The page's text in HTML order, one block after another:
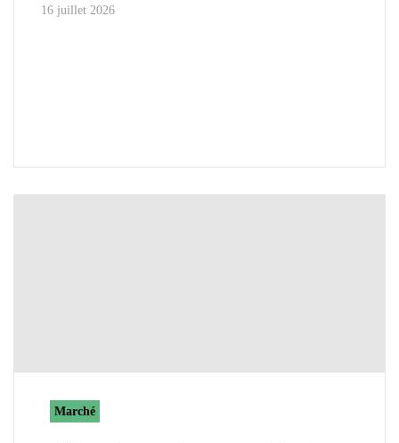
16 juillet 2026
Marché